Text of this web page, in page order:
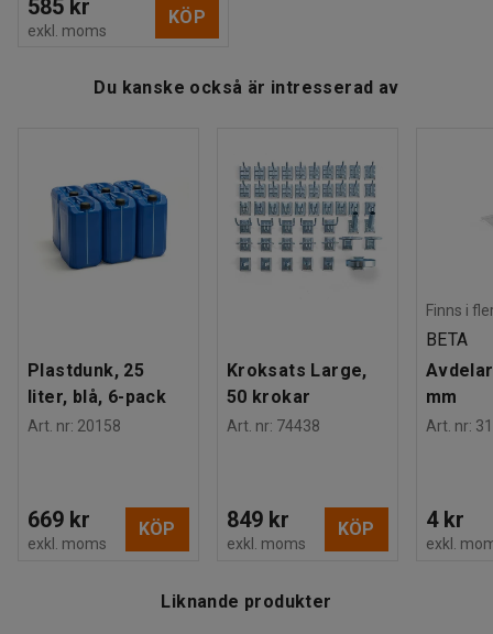
585 kr
exkl. moms
KÖP
Du kanske också är intresserad av
Plastdunk, 25
liter, blå, 6-pack
Art. nr: 20158
669 kr
exkl. moms
KÖP
Kroksats Large,
50 krokar
Art. nr: 74438
849 kr
exkl. moms
KÖP
Finns i
BETA
mm
Art. nr:
4 kr
exkl.
Liknande produkter